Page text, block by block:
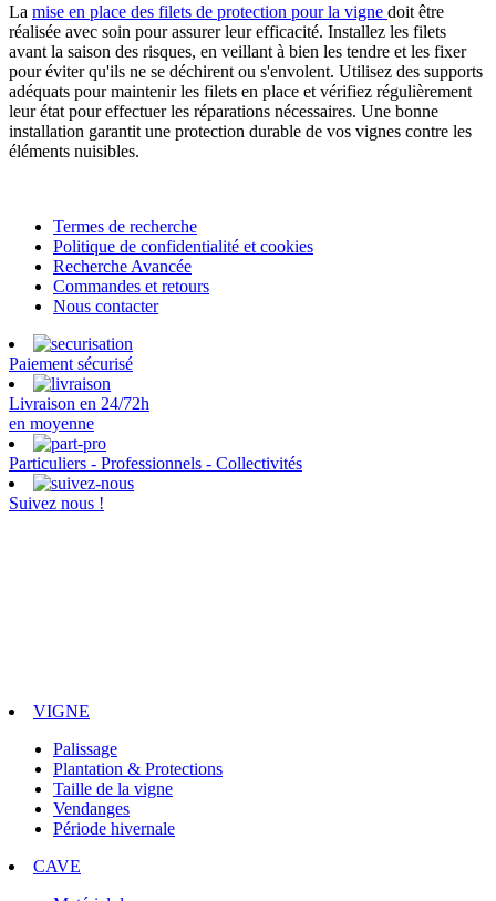
La mise en place des filets de protection pour la vigne doit être
réalisée avec soin pour assurer leur efficacité. Installez les filets
avant la saison des risques, en veillant à bien les tendre et les fixer
pour éviter qu'ils ne se déchirent ou s'envolent. Utilisez des supports
adéquats pour maintenir les filets en place et vérifiez régulièrement
leur état pour effectuer les réparations nécessaires. Une bonne
installation garantit une protection durable de vos vignes contre les
éléments nuisibles.
Termes de recherche
Politique de confidentialité et cookies
Recherche Avancée
Commandes et retours
Nous contacter
Paiement sécurisé
Livraison en 24/72h
en moyenne
Particuliers - Professionnels - Collectivités
Suivez nous !
VIGNE
Palissage
Plantation & Protections
Taille de la vigne
Vendanges
Période hivernale
CAVE